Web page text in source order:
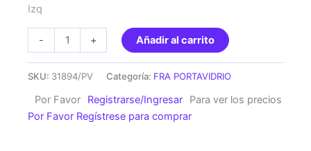
Izq
-
PORTAVIDRIO
AUTOBUS
Desemp.
Der.e
+ Añadir al carrito
SKU: 31894/PV Categoría: FRA PORTAVIDRIO
Por Favor Registrarse/Ingresar
Para ver los precios
Por Favor Regístrese para comprar